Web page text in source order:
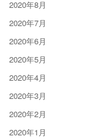
2020年8月
2020年7月
2020年6月
2020年5月
2020年4月
2020年3月
2020年2月
2020年1月